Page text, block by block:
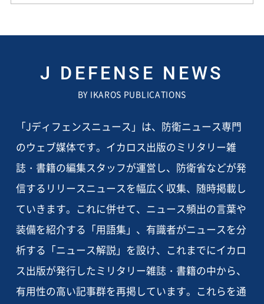
J DEFENSE NEWS
BY IKAROS PUBLICATIONS
「Jディフェンスニュース」は、防衛ニュース専門
のウェブ媒体です。イカロス出版のミリタリー雑
誌・書籍の編集スタッフが運営し、防衛省などが発
信するリリースニュースを幅広く収集、随時掲載し
ていきます。これに併せて、ニュース頻出の言葉や
装備を紹介する「用語集」、有識者がニュースを分
析する「ニュース解説」を設け、これまでにイカロ
ス出版が発行したミリタリー雑誌・書籍の中から、
有用性の高い記事群を再掲しています。これらを通